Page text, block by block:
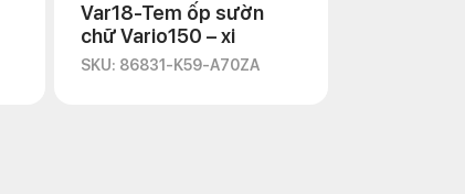
Var18-Tem ốp sườn
chữ Vario150 – xi
SKU: 86831-K59-A70ZA